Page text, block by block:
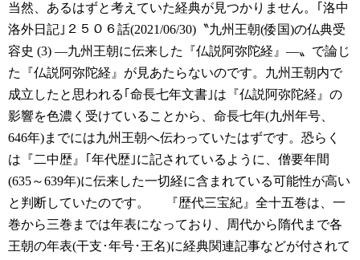
当然、あるはずと考えていた経典が見つかりません。｢洛中
洛外日記｣２５０６話(2021/06/30)〝九州王朝(倭国)の仏典受
容史 (3) ―九州王朝に伝来した『仏説阿弥陀経』―〟で論じ
た『仏説阿弥陀経』が見あたらないのです。九州王朝内で
成立したと思われる｢命長七年文書｣は『仏説阿弥陀経』の
影響を色濃く受けていることから、命長七年(九州年号、
646年)までには九州王朝へ伝わっていたはずです。恐らく
は『二中歴』｢年代歴｣に記されているように、僧要年間
(635～639年)に伝来した一切経に含まれている可能性が高い
と判断していたのです。
『歴代三宝紀』全十五巻は、一
巻から三巻までは年表になっており、周代から隋代まで各
王朝の年表(干支･年号･王名)に経典関連記事などが付されて